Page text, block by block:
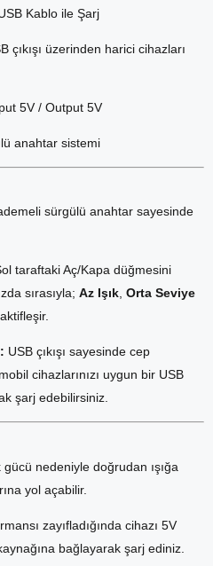
Kablo ile Şarj
çıkışı üzerinden harici cihazları
5V / Output 5V
anahtar sistemi
sürgülü anahtar sayesinde
taraftaki Aç/Kapa düğmesini
sırasıyla; Az Işık, Orta Seviye
USB çıkışı sayesinde cep
cihazlarınızı uygun bir USB
şarj edebilirsiniz.
gücü nedeniyle doğrudan ışığa
yol açabilir.
zayıfladığında cihazı 5V
bağlayarak şarj ediniz.